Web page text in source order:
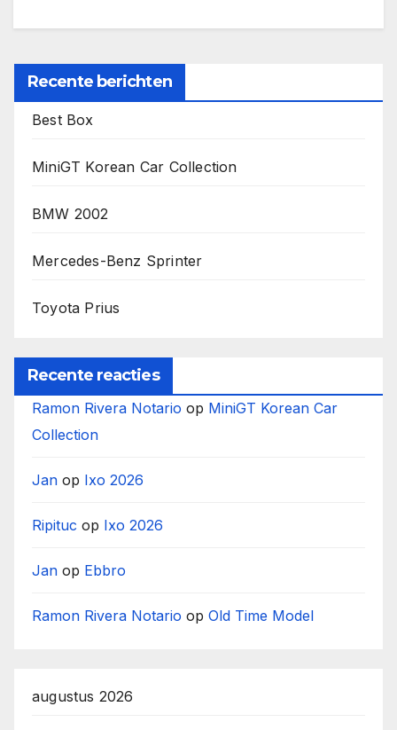
Recente berichten
Best Box
MiniGT Korean Car Collection
BMW 2002
Mercedes-Benz Sprinter
Toyota Prius
Recente reacties
Ramon Rivera Notario op MiniGT Korean Car
Collection
Jan op Ixo 2026
Ripituc op Ixo 2026
Jan op Ebbro
Ramon Rivera Notario op Old Time Model
augustus 2026